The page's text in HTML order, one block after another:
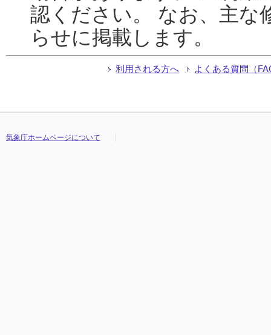
認ください。 なお、主な
らせに掲載します。
利用される方へ よくある質問（
気象庁ホームページについて